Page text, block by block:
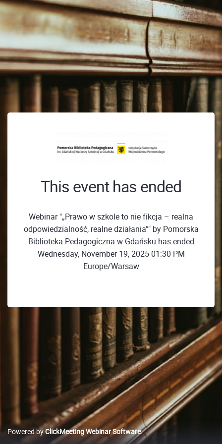
This event has ended
Webinar "„Prawo w szkole to nie fikcja – realna
odpowiedzialność, realne działania”" by Pomorska
Biblioteka Pedagogiczna w Gdańsku has ended
Wednesday, November 19, 2025 01:30 PM
Europe/Warsaw
Powered byClickMeeting Webinar Software.